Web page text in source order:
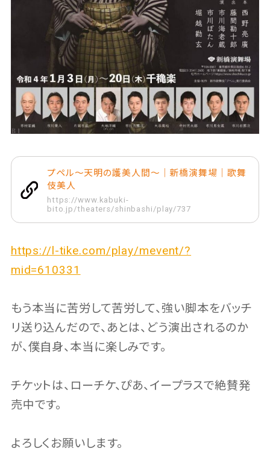
プペル～天明の護美人間～｜新橋演舞場｜歌舞
伎美人
https://www.kabuki-
bito.jp/theaters/shinbashi/play/737
https://l-tike.com/play/mevent/?
mid=610331
もう本当に苦労して苦労して、強い脚本をバッチ
リ送り込んだので、あとは、どう演出されるのか
が、僕自身、本当に楽しみです。
チケットは、ローチケ、ぴあ、イープラスで絶賛発
売中です。
よろしくお願いします。